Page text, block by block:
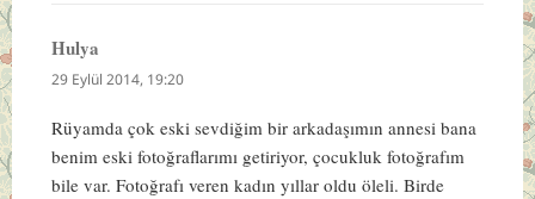
Hulya
ki:
29 Eylül 2014, 19:20
Rüyamda çok eski sevdiğim bir arkadaşımın annesi bana
benim eski fotoğraflarımı getiriyor, çocukluk fotoğrafım
bile var. Fotoğrafı veren kadın yıllar oldu öleli. Birde